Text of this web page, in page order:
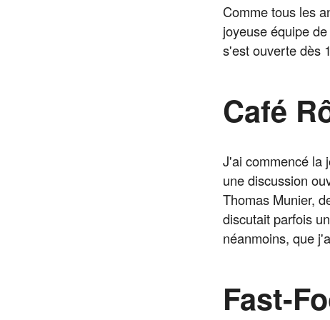
Comme tous les
joyeuse équipe
s'est ouverte dès
Café
J'ai commencé la
une discussion
Thomas Munier,
discutait parfois
néanmoins, que
Fast-